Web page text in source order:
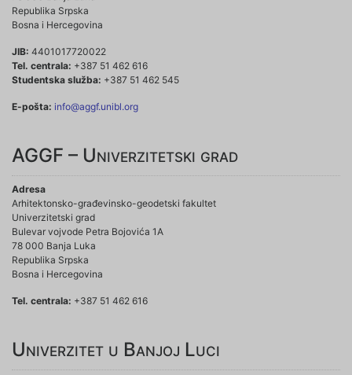
Republika Srpska
Bosna i Hercegovina
JIB: 4401017720022
Tel. centrala: +387 51 462 616
Studentska služba: +387 51 462 545
E-pošta: info@aggf.unibl.org
AGGF – Univerzitetski grad
Adresa
Arhitektonsko-građevinsko-geodetski fakultet
Univerzitetski grad
Bulevar vojvode Petra Bojovića 1A
78 000 Banja Luka
Republika Srpska
Bosna i Hercegovina
Tel. centrala: +387 51 462 616
Univerzitet u Banjoj Luci